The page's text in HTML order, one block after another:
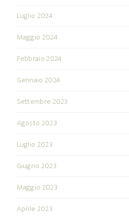
Luglio 2024
Maggio 2024
Febbraio 2024
Gennaio 2024
Settembre 2023
Agosto 2023
Luglio 2023
Giugno 2023
Maggio 2023
Aprile 2023